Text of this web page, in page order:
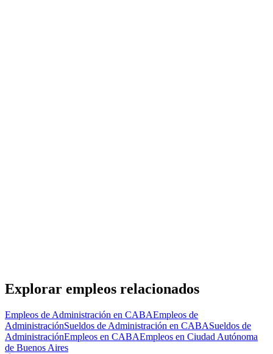
Explorar empleos relacionados
Empleos de Administración en CABAEmpleos de
AdministraciónSueldos de Administración en CABASueldos de
AdministraciónEmpleos en CABAEmpleos en Ciudad Autónoma
de Buenos Aires